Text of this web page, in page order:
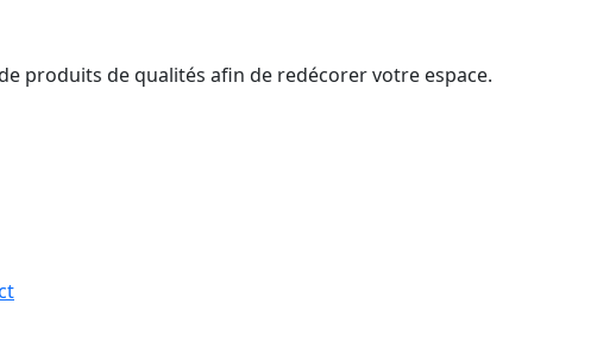
produits de qualités afin de redécorer votre espace.